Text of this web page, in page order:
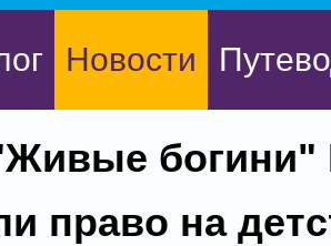
Новости
богини"
право на